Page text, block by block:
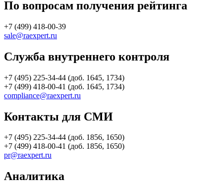
По вопросам получения рейтинга
+7 (499) 418-00-39
sale@raexpert.ru
Служба внутреннего контроля
+7 (495) 225-34-44 (доб. 1645, 1734)
+7 (499) 418-00-41 (доб. 1645, 1734)
compliance@raexpert.ru
Контакты для СМИ
+7 (495) 225-34-44 (доб. 1856, 1650)
+7 (499) 418-00-41 (доб. 1856, 1650)
pr@raexpert.ru
Аналитика